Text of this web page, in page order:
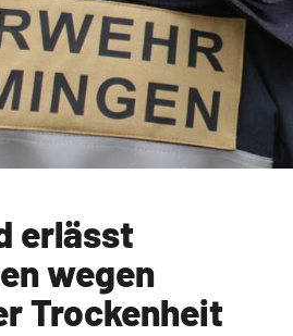
erlässt
wegen
Trockenheit